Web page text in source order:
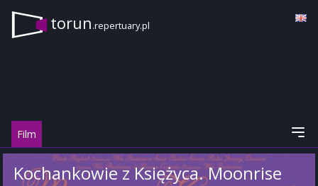
torun.repertuary.pl
Film
Kochankowie z Księżyca. Moonrise